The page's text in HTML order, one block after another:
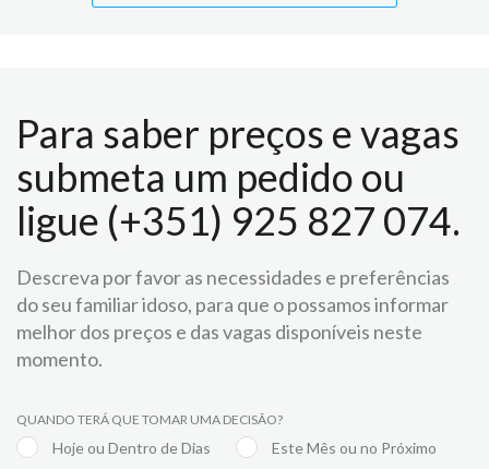
Para saber preços e vagas
submeta um pedido ou
ligue (+351) 925 827 074.
Descreva por favor as necessidades e preferências
do seu familiar idoso, para que o possamos informar
melhor dos preços e das vagas disponíveis neste
momento.
QUANDO TERÁ QUE TOMAR UMA DECISÃO?
Hoje ou Dentro de Dias
Este Mês ou no Próximo